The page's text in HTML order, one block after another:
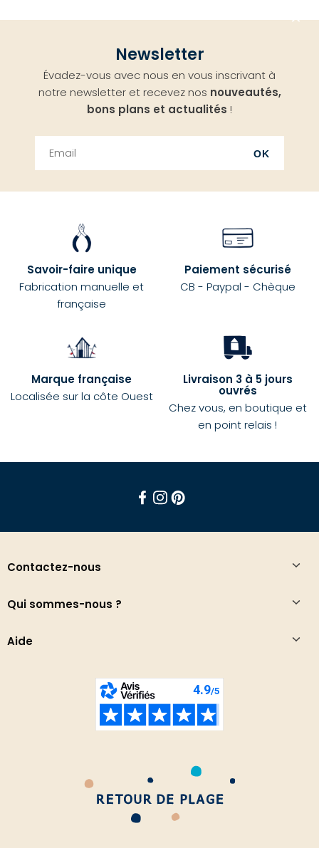
Newsletter
Évadez-vous avec nous en vous inscrivant à
notre newsletter et recevez nos nouveautés,
bons plans et actualités !
OK
Savoir-faire unique
Fabrication manuelle et
française
Paiement sécurisé
CB - Paypal - Chèque
Marque française
Localisée sur la côte Ouest
Livraison 3 à 5 jours
ouvrés
Chez vous, en boutique et
en point relais !
Contactez-nous
Qui sommes-nous ?
Aide